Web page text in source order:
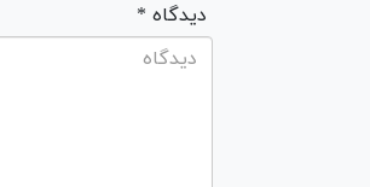
* دیدگاه